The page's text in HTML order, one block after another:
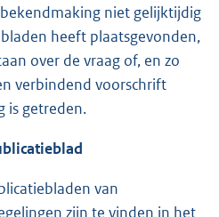
niet gelijktijdig
heeft plaatsgevonden,
over de vraag of, en zo
verbindend voorschrift
is getreden.
van
zijn te vinden in het